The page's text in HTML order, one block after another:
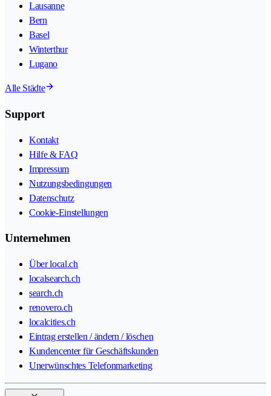
Lausanne
Bern
Basel
Winterthur
Lugano
Alle Städte
Support
Kontakt
Hilfe & FAQ
Impressum
Nutzungsbedingungen
Datenschutz
Cookie-Einstellungen
Unternehmen
Über local.ch
localsearch.ch
search.ch
renovero.ch
localcities.ch
Eintrag erstellen / ändern / löschen
Kundencenter für Geschäftskunden
Unerwünschtes Telefonmarketing